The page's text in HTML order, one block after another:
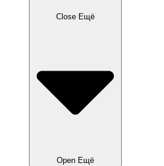
Close Ещё
Open Ещё